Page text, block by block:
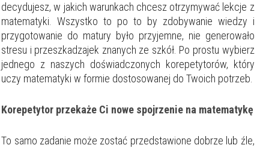
decydujesz, w jakich warunkach chcesz otrzymywać lekcje z
matematyki. Wszystko to po to by zdobywanie wiedzy i
przygotowanie do matury było przyjemne, nie generowało
stresu i przeszkadzajek znanych ze szkół. Po prostu wybierz
jednego z naszych doświadczonych korepetytorów, który
uczy matematyki w formie dostosowanej do Twoich potrzeb.
Korepetytor przekaże Ci nowe spojrzenie na matematykę
To samo zadanie może zostać przedstawione dobrze lub źle,